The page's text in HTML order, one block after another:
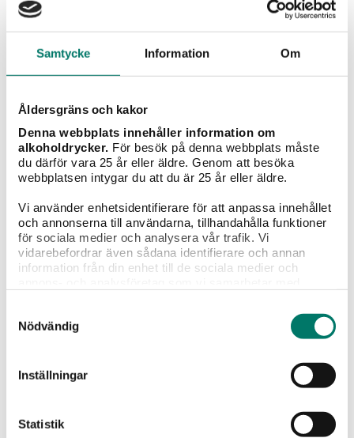
Samtycke Information Om
Åldersgräns och kakor
Denna webbplats innehåller information om
alkoholdrycker. För besök på denna webbplats måste
du därför vara 25 år eller äldre. Genom att besöka
webbplatsen intygar du att du är 25 år eller äldre.
Vi använder enhetsidentifierare för att anpassa innehållet
och annonserna till användarna, tillhandahålla funktioner
för sociala medier och analysera vår trafik. Vi
vidarebefordrar även sådana identifierare och annan
information från din enhet till de sociala medier och
information som du har tillhandahållit eller som de har
samlat in när du har använt deras tjänster.
Nödvändig
Inställningar
Statistik
sedan uppvispat ägg och slutligen panko blandat med
Värm upp 1 centimeter olivolja i en stekpanna på
11. Lyft över kycklingen i ugnsfast form häll över en del av
tomatsåsen och toppa med mozzarella.
12. Placera formen högt upp vid grillen och låt mozzarellan
få lite färg innan du tar ut den.
Servering
14. Garnera kycklingen med färsk oregano och servera till
nykokt pasta och resten av den goda tomatsåsen.
Betyg
10röster